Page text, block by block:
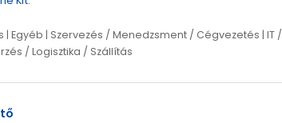
| Egyéb | Szervezés / Menedzsment / Cégvezetés | IT /
/ Logisztika / Szállítás